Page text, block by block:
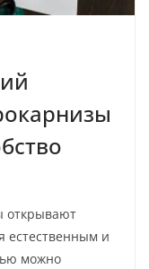
открывают
естественным и
можно